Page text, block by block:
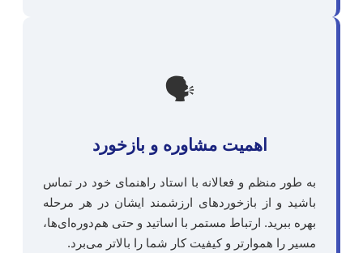
🗣️
اهمیت مشاوره و بازخورد
به طور منظم و فعالانه با استاد راهنمای خود در تماس
باشید و از بازخوردهای ارزشمند ایشان در هر مرحله
بهره ببرید. ارتباط مستمر با اساتید و حتی هم‌دوره‌ای‌ها،
مسیر را هموارتر و کیفیت کار شما را بالاتر می‌برد.